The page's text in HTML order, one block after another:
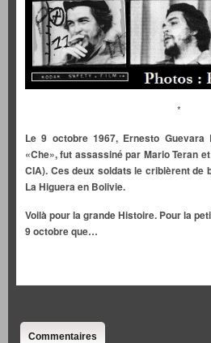
*
Le 9 octobre 1967, Ernesto
«Che», fut assassiné par Mario Teran
CIA). Ces deux soldats le criblèrent de
La Higuera en Bolivie.
Voilà pour la grande Histoire. Pour la
9 octobre que…
Commentaires